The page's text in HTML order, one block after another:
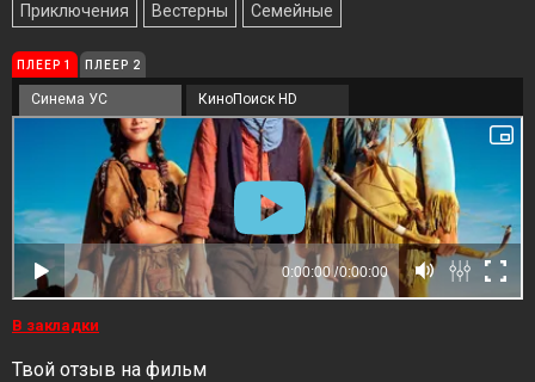
Приключения Вестерны Семейные
ПЛЕЕР 1 ПЛЕЕР 2
Синема УС КиноПоиск HD
В закладки
Твой отзыв на фильм